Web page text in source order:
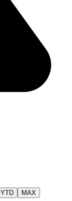
YTD MAX